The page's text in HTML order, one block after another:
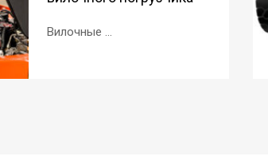
Вилочные ...